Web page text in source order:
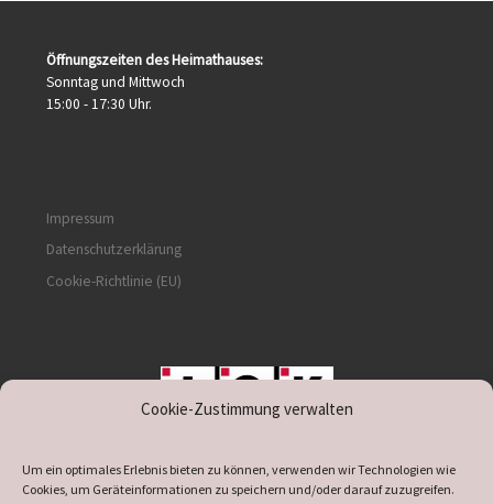
Cookie-Zustimmung verwalten
Um ein optimales Erlebnis bieten zu können, verwenden wir Technologien wie
Cookies, um Geräteinformationen zu speichern und/oder darauf zuzugreifen.
Öffnungszeiten des Heimathauses:
Sonntag und Mittwoch
15:00 - 17:30 Uhr.
Impressum
Datenschutzerklärung
Cookie-Richtlinie (EU)